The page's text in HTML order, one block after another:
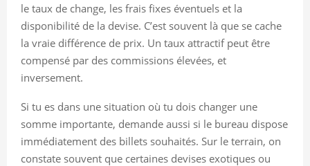
le taux de change, les frais fixes éventuels et la
disponibilité de la devise. C’est souvent là que se cache
la vraie différence de prix. Un taux attractif peut être
compensé par des commissions élevées, et
inversement.
Si tu es dans une situation où tu dois changer une
somme importante, demande aussi si le bureau dispose
immédiatement des billets souhaités. Sur le terrain, on
constate souvent que certaines devises exotiques ou